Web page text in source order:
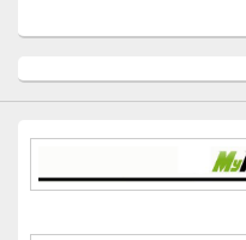
Sidebar
Widget